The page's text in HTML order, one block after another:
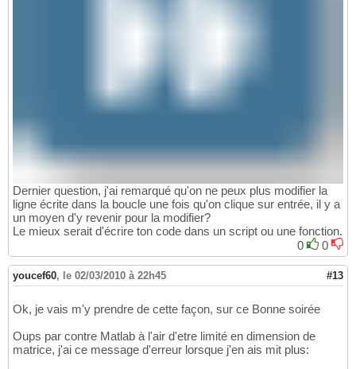
Dernier question, j'ai remarqué qu'on ne peux plus modifier la
ligne écrite dans la boucle une fois qu'on clique sur entrée, il y a
un moyen d'y revenir pour la modifier?
Le mieux serait d'écrire ton code dans un script ou une fonction.
0
0
youcef60, le 02/03/2010 à 22h45 #13
Ok, je vais m'y prendre de cette façon, sur ce Bonne soirée
Oups par contre Matlab à l'air d'etre limité en dimension de
matrice, j'ai ce message d'erreur lorsque j'en ais mit plus: